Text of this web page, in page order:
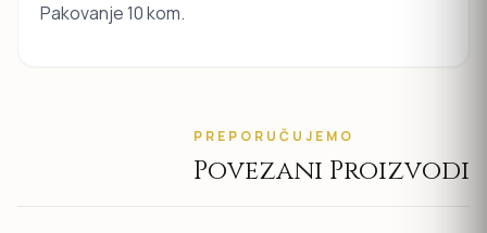
Pakovanje 10 kom.
PREPORUČUJEMO
Povezani Proizvodi